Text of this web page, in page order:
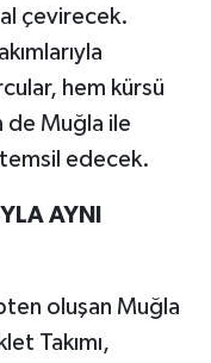
çevirecek.
hem kürsü
de Muğla ile
edecek.
AYNI
oluşan Muğla
Takımı,